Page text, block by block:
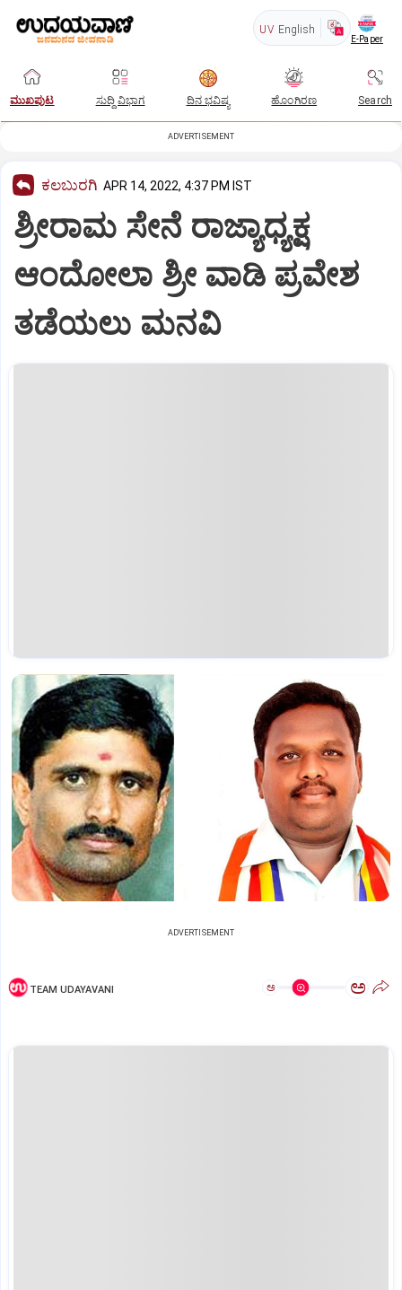
UV English
E-Paper
ಮುಖಪುಟ ಸುದ್ದಿ ವಿಭಾಗ ದಿನ ಭವಿಷ್ಯ ಹೊಂಗಿರಣ Search
ADVERTISEMENT
ಕಲಬುರಗಿ APR 14, 2022, 4:37 PM IST
ಶ್ರೀರಾಮ ಸೇನೆ ರಾಜ್ಯಾಧ್ಯಕ್ಷ
ಆಂದೋಲಾ ಶ್ರೀ ವಾಡಿ ಪ್ರವೇಶ
ತಡೆಯಲು ಮನವಿ
ADVERTISEMENT
TEAM UDAYAVANI ಅ ಅ